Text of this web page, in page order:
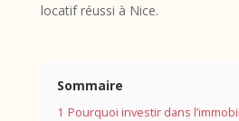
locatif réussi à Nice.
Sommaire
1 Pourquoi investir dans